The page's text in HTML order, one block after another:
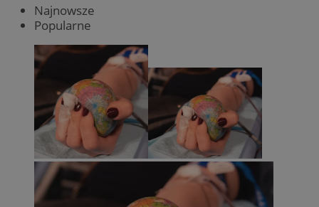
Najnowsze
Popularne